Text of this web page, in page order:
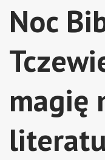
Noc
magię